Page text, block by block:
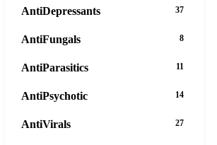
AntiDepressants 37
AntiFungals 8
AntiParasitics 11
AntiPsychotic 14
AntiVirals 27